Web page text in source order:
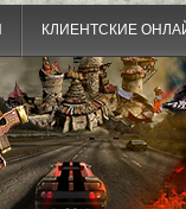
КЛИЕНТСКИЕ